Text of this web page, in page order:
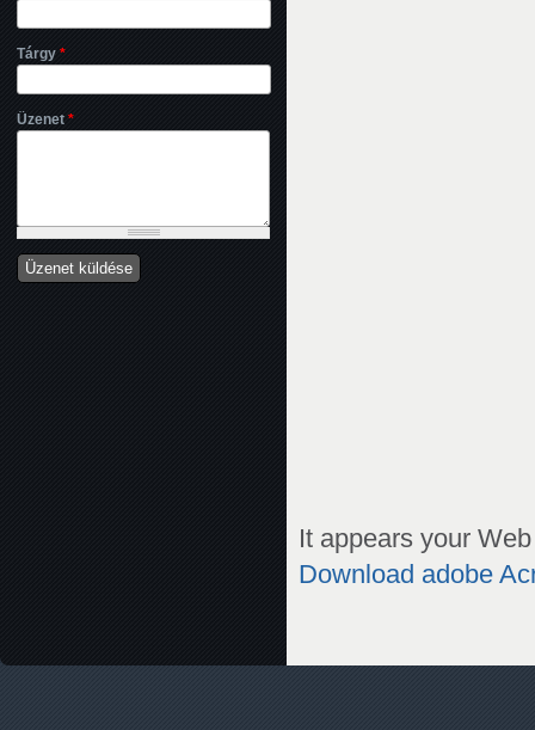
It appears your
Download adobe
Tárgy *
Üzenet *